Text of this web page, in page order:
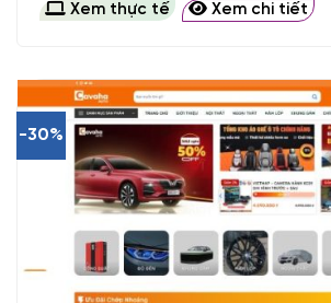
Xem thực tế Xem chi tiết
-30%